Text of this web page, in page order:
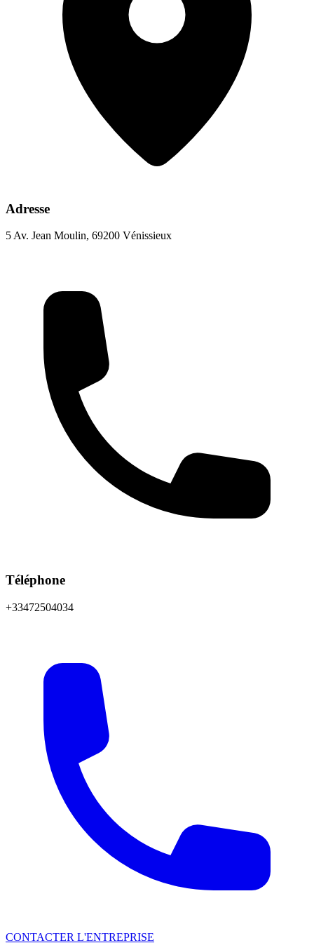
Adresse
5 Av. Jean Moulin, 69200 Vénissieux
Téléphone
+33472504034
CONTACTER L'ENTREPRISE